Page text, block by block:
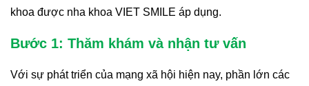
khoa được nha khoa VIET SMILE áp dụng.
Bước 1: Thăm khám và nhận tư vấn
Với sự phát triển của mạng xã hội hiện nay, phần lớn các